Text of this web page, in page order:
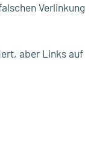
Verlinkung
aber Links auf